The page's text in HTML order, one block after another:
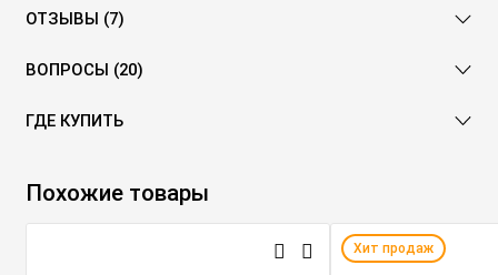
ОТЗЫВЫ (7)
ВОПРОСЫ (20)
ГДЕ КУПИТЬ
Похожие товары
Хит продаж